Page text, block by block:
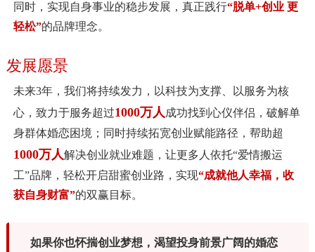
同时，实现自身事业的稳步发展，真正践行“脱单+创业 更
轻松”的品牌理念。
发展愿景
未来3年，我们将持续发力，以科技为支撑、以服务为核
心，致力于服务超过1000万人成功找到心仪伴侣，破解单
身群体婚恋困境；同时持续拓宽创业赋能路径，帮助超
1000万人解决创业就业难题，让更多人依托“爱情搬运
工”品牌，轻松开启甜蜜创业路，实现“成就他人幸福，收
获自身财富”的双赢目标。
如果你也怀揣创业梦想，渴望投身前景广阔的婚恋